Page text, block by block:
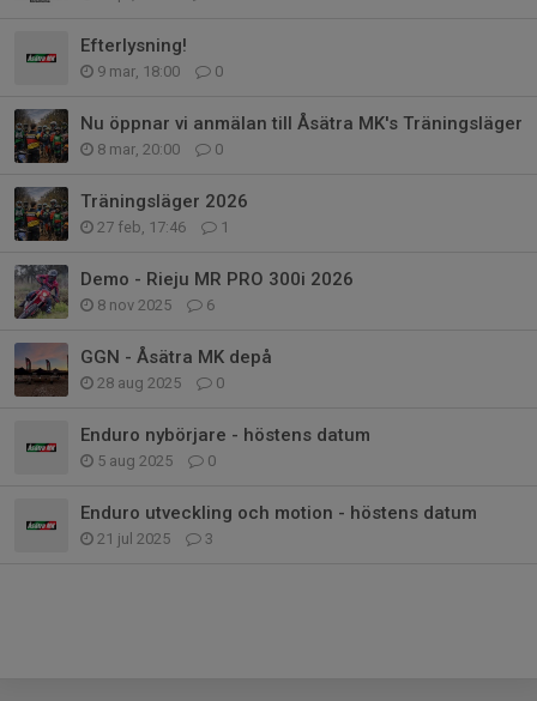
Efterlysning!
9 mar, 18:00 0
Nu öppnar vi anmälan till Åsätra MK's Träningsläger
8 mar, 20:00 0
Träningsläger 2026
27 feb, 17:46 1
Demo - Rieju MR PRO 300i 2026
8 nov 2025 6
GGN - Åsätra MK depå
28 aug 2025 0
Enduro nybörjare - höstens datum
5 aug 2025 0
Enduro utveckling och motion - höstens datum
21 jul 2025 3